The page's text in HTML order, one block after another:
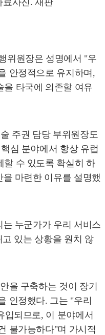
위원장은 성명에서 "우
안정적으로 유지하며,
을 타국에 의존할 여유
주권 담당 부위원장도
심 분야에서 항상 유럽
할 수 있도록 확실히 하
마련한 이유를 설명했
누군가가 우리 서비스
있는 상황을 원치 않
을 구축하는 것이 장기
인정했다. 그는 "우리
입되므로, 이 분야에서
불가능하다"며 가시적